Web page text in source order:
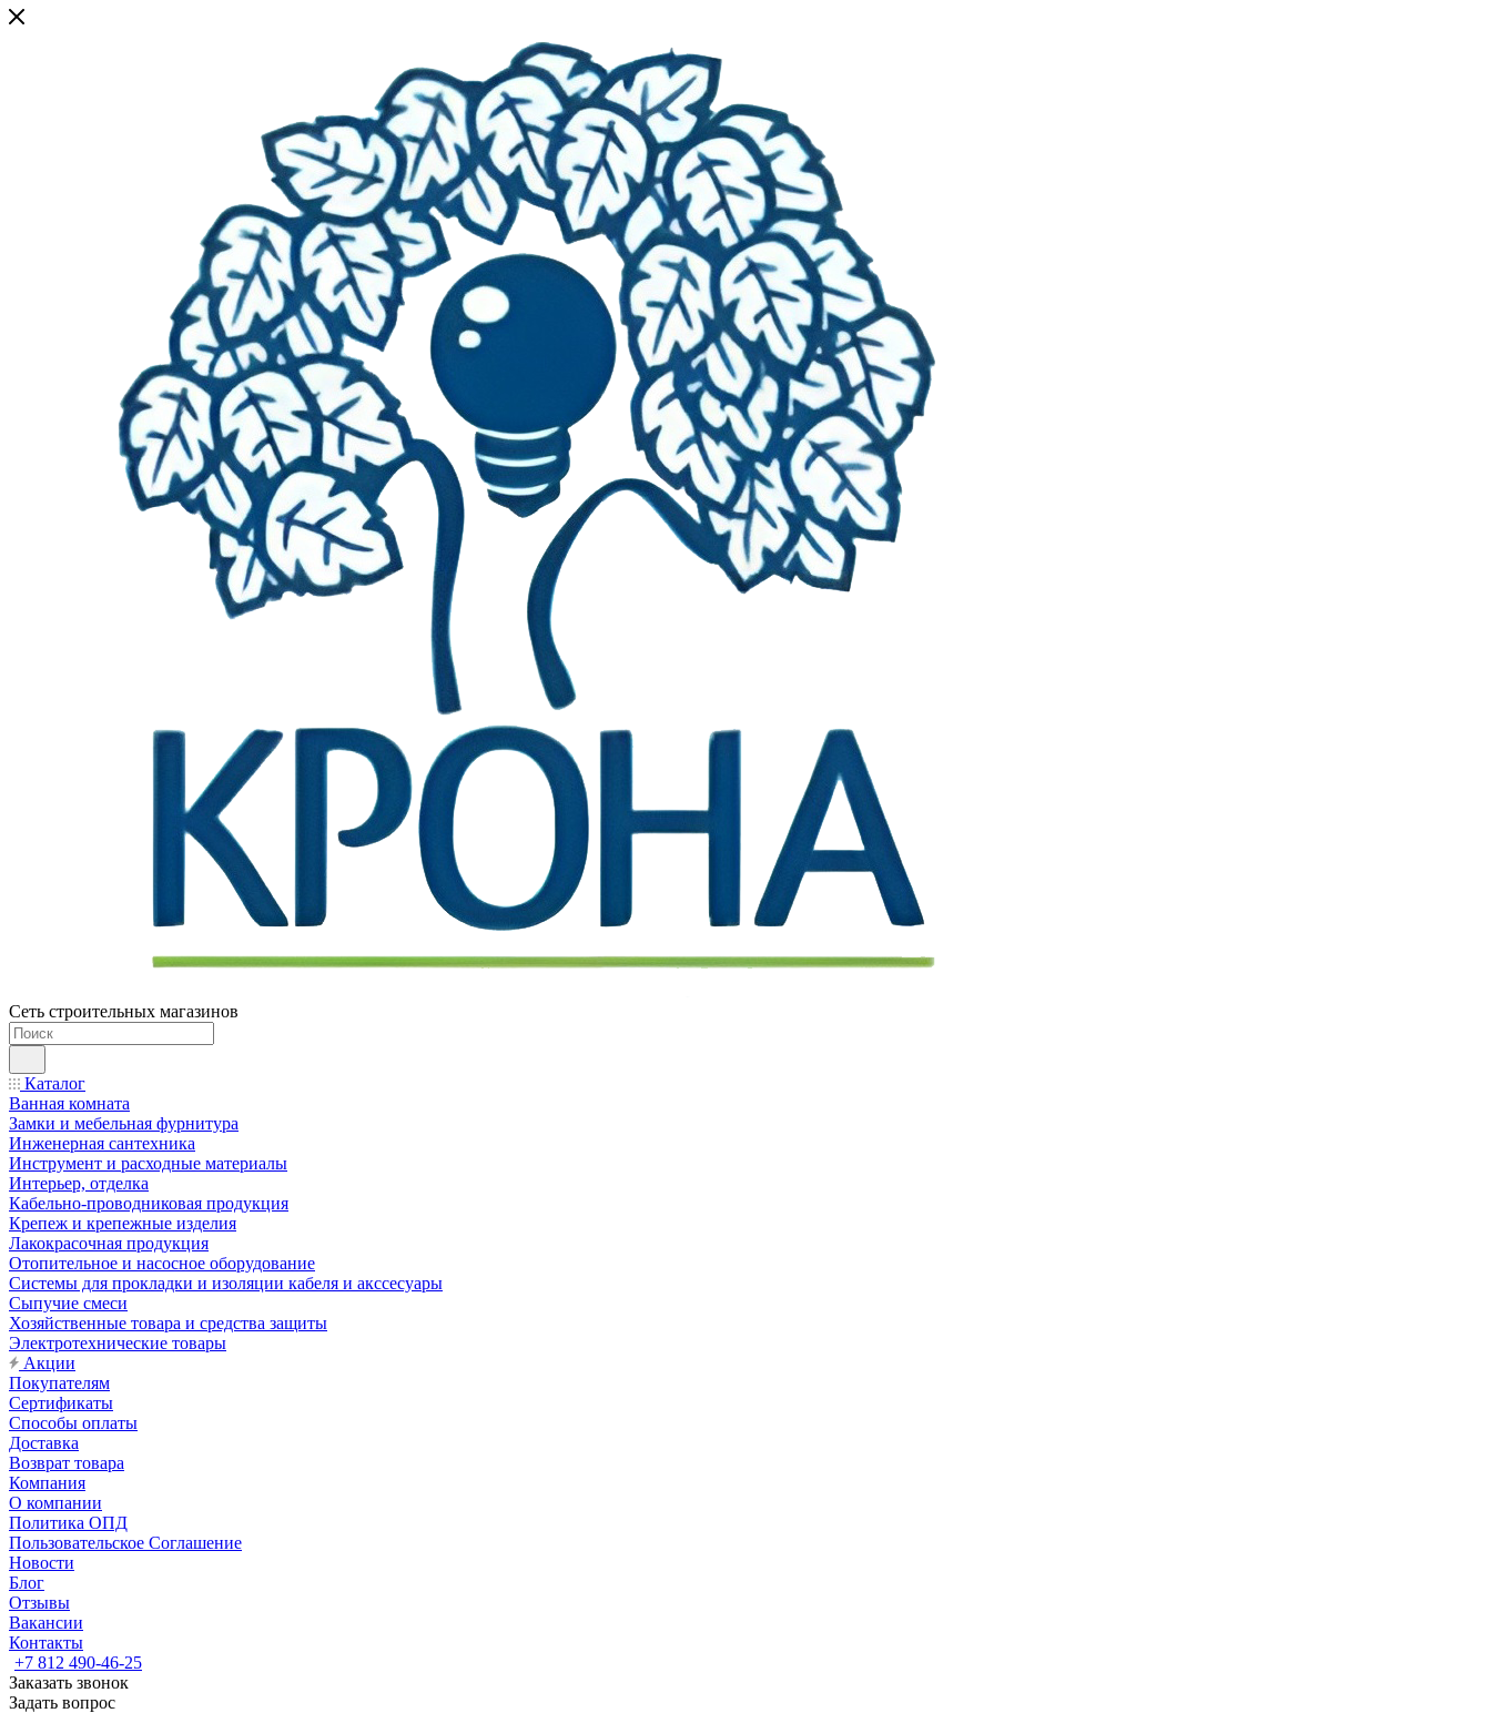
Сеть строительных магазинов
Каталог
Ванная комната
Замки и мебельная фурнитура
Инженерная сантехника
Инструмент и расходные материалы
Интерьер, отделка
Кабельно-проводниковая продукция
Крепеж и крепежные изделия
Лакокрасочная продукция
Отопительное и насосное оборудование
Системы для прокладки и изоляции кабеля и акссесуары
Сыпучие смеси
Хозяйственные товара и средства защиты
Электротехнические товары
Акции
Покупателям
Сертификаты
Способы оплаты
Доставка
Возврат товара
Компания
О компании
Политика ОПД
Пользовательское Соглашение
Новости
Блог
Отзывы
Вакансии
Контакты
+7 812 490-46-25
Заказать звонок
Задать вопрос